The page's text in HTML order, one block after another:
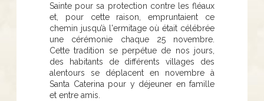
Sainte pour sa protection contre les fléaux
et, pour cette raison, empruntaient ce
chemin jusqu’à l'ermitage où était célébrée
une cérémonie chaque 25 novembre.
Cette tradition se perpétue de nos jours,
des habitants de différents villages des
alentours se déplacent en novembre à
Santa Caterina pour y déjeuner en famille
et entre amis.